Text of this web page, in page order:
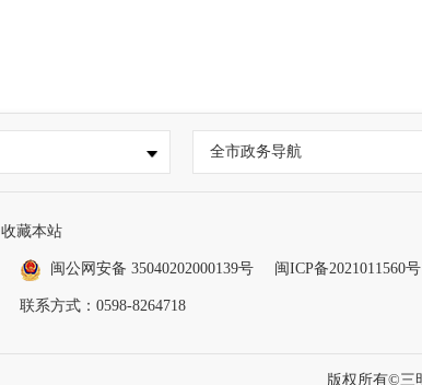
全市政务导航
收藏本站
闽公网安备 35040202000139号 闽ICP备2021011560号
联系方式：0598-8264718
版权所有©三